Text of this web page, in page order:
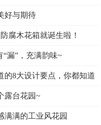
好与期待
腐木花箱就诞生啦！
“漏”，充满韵味~
的8大设计要点，你都知道
露台花园~
满满的工业风花园